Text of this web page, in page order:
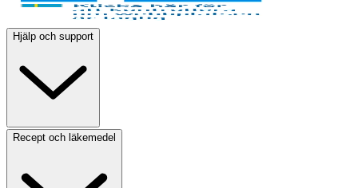
Hjälp och support
Recept och läkemedel